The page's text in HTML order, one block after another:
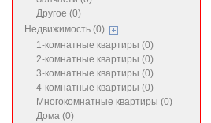
Другое (0)
Недвижимость (0)
1-комнатные квартиры (0)
2-комнатные квартиры (0)
3-комнатные квартиры (0)
4-комнатные квартиры (0)
Многокомнатные квартиры (0)
Дома (0)